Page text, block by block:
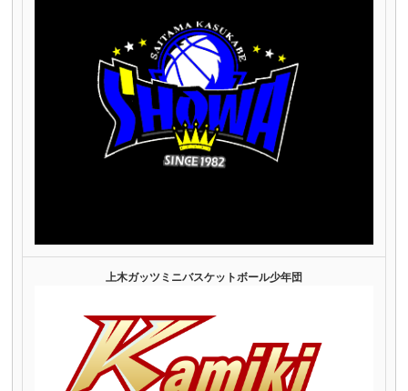
上木ガッツミニバスケットボール少年団